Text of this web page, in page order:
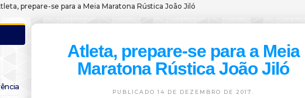
prepare-se para a Meia Maratona Rústica João Jiló
Atleta, prepare-se para a Meia
Maratona Rústica João Jiló
PUBLICADO 14 DE DEZEMBRO DE 2017.